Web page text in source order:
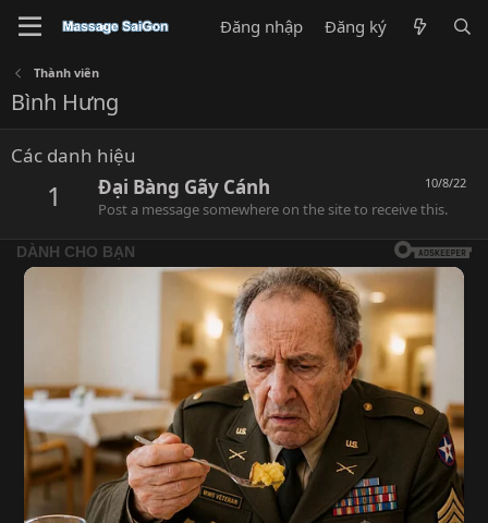
Đăng nhập Đăng ký
Thành viên
Bình Hưng
Các danh hiệu
1 10/8/22
Đại Bàng Gãy Cánh
Post a message somewhere on the site to receive this.